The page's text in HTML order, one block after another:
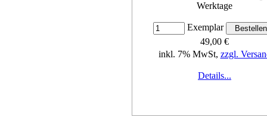
Werktage
Exemplar
49,00 €
inkl. 7% MwSt, zzgl.
Details...